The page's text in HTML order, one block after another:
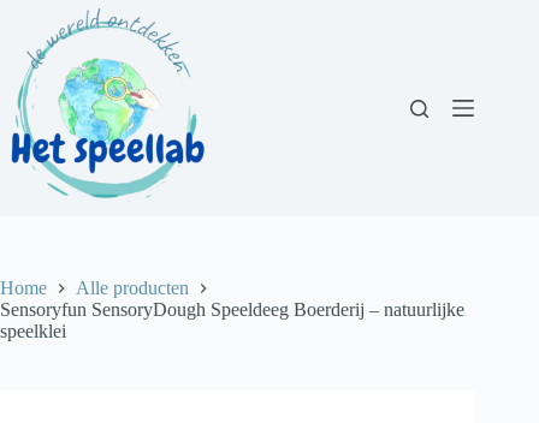
inhoud
Home
Alle producten
Sensoryfun SensoryDough Speeldeeg Boerderij – natuurlijke
speelklei